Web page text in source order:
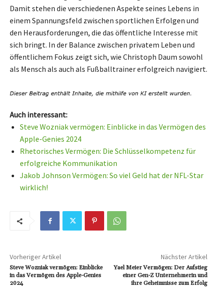
Damit stehen die verschiedenen Aspekte seines Lebens in
einem Spannungsfeld zwischen sportlichen Erfolgen und
den Herausforderungen, die das öffentliche Interesse mit
sich bringt. In der Balance zwischen privatem Leben und
öffentlichem Fokus zeigt sich, wie Christoph Daum sowohl
als Mensch als auch als Fußballtrainer erfolgreich navigiert.
Auch interessant:
Steve Wozniak vermögen: Einblicke in das Vermögen des
Apple-Genies 2024
Rhetorisches Vermögen: Die Schlüsselkompetenz für
erfolgreiche Kommunikation
Jakob Johnson Vermögen: So viel Geld hat der NFL-Star
wirklich!
Vorheriger Artikel
Steve Wozniak vermögen: Einblicke
in das Vermögen des Apple-Genies
2024
Nächster Artikel
Yael Meier Vermögen: Der Aufstieg
einer Gen-Z Unternehmerin und
ihre Geheimnisse zum Erfolg